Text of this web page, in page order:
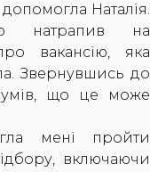
Наталія.
натрапив на
вакансію, яка
Звернувшись до
що це може
мені пройти
включаючи